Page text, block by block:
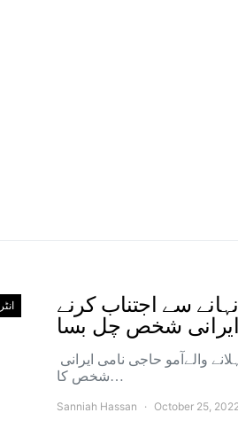
سے اجتناب کرنے
ایرانی شخص چل بسا
شخص کا…
Sanniah Hassan October 25,